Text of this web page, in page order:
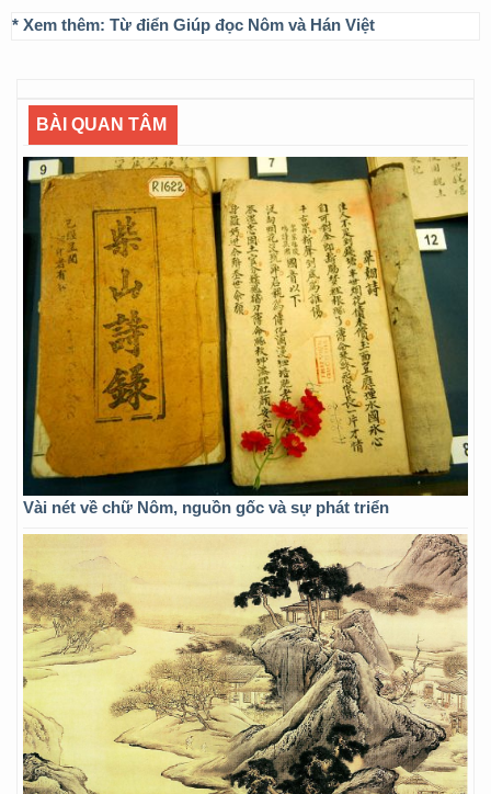
* Xem thêm: Từ điển Giúp đọc Nôm và Hán Việt
BÀI QUAN TÂM
Vài nét về chữ Nôm, nguồn gốc và sự phát triển